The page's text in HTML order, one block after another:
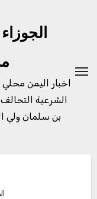
اخبار اليمن
الشرعية
بن سلمان ولي